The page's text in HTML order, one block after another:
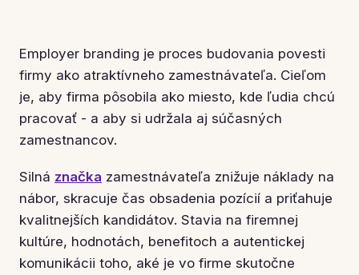
Employer branding je proces budovania povesti
firmy ako atraktívneho zamestnávateľa. Cieľom
je, aby firma pôsobila ako miesto, kde ľudia chcú
pracovať - a aby si udržala aj súčasných
zamestnancov.
Silná značka zamestnávateľa znižuje náklady na
nábor, skracuje čas obsadenia pozícií a priťahuje
kvalitnejších kandidátov. Stavia na firemnej
kultúre, hodnotách, benefitoch a autentickej
komunikácii toho, aké je vo firme skutočne